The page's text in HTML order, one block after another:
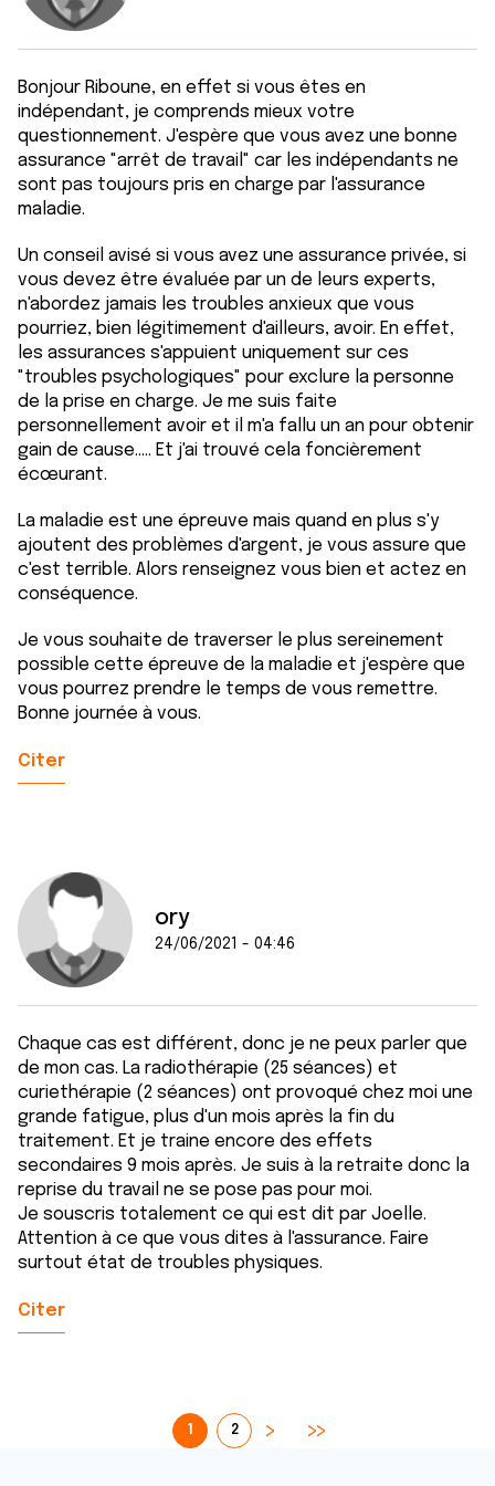
Bonjour Riboune, en effet si vous êtes en
indépendant, je comprends mieux votre
questionnement. J'espère que vous avez une bonne
assurance "arrêt de travail" car les indépendants ne
sont pas toujours pris en charge par l'assurance
maladie.
Un conseil avisé si vous avez une assurance privée, si
vous devez être évaluée par un de leurs experts,
n'abordez jamais les troubles anxieux que vous
pourriez, bien légitimement d'ailleurs, avoir. En effet,
les assurances s'appuient uniquement sur ces
"troubles psychologiques" pour exclure la personne
de la prise en charge. Je me suis faite
personnellement avoir et il m'a fallu un an pour obtenir
gain de cause..... Et j'ai trouvé cela foncièrement
écœurant.
La maladie est une épreuve mais quand en plus s'y
ajoutent des problèmes d'argent, je vous assure que
c'est terrible. Alors renseignez vous bien et actez en
conséquence.
Je vous souhaite de traverser le plus sereinement
possible cette épreuve de la maladie et j'espère que
vous pourrez prendre le temps de vous remettre.
Bonne journée à vous.
Citer
ory
24/06/2021 - 04:46
Chaque cas est différent, donc je ne peux parler que
de mon cas. La radiothérapie (25 séances) et
curiethérapie (2 séances) ont provoqué chez moi une
grande fatigue, plus d'un mois après la fin du
traitement. Et je traine encore des effets
secondaires 9 mois après. Je suis à la retraite donc la
reprise du travail ne se pose pas pour moi.
Je souscris totalement ce qui est dit par Joelle.
Attention à ce que vous dites à l'assurance. Faire
surtout état de troubles physiques.
Citer
1 2